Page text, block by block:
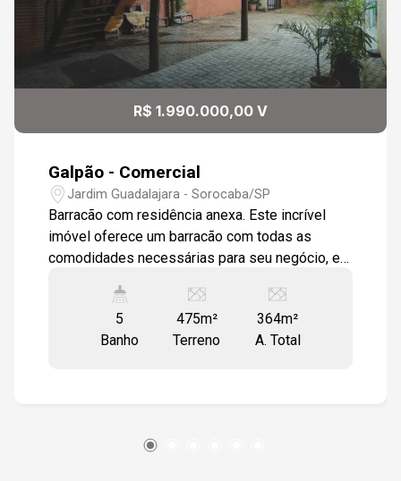
R$ 1.990.000,00 V
Galpão - Comercial
Jardim Guadalajara - Sorocaba/SP
Barracão com residência anexa. Este incrível
imóvel oferece um barracão com todas as
comodidades necessárias para seu negócio, e
Salão com 2 cozinhas, 4 wc, estacionamento
para até 8 veículos. Residência com sala
conceito aberto, sala de tv, sala de jantar e
5
Banho
475m²
Terreno
364m²
A. Total